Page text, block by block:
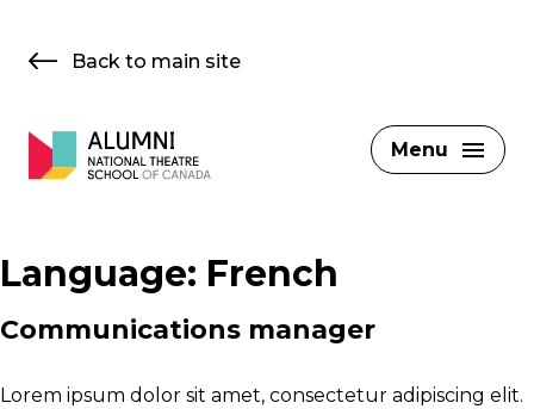
Back to main site
Menu
Language: French
Communications manager
Lorem ipsum dolor sit amet, consectetur adipiscing elit.